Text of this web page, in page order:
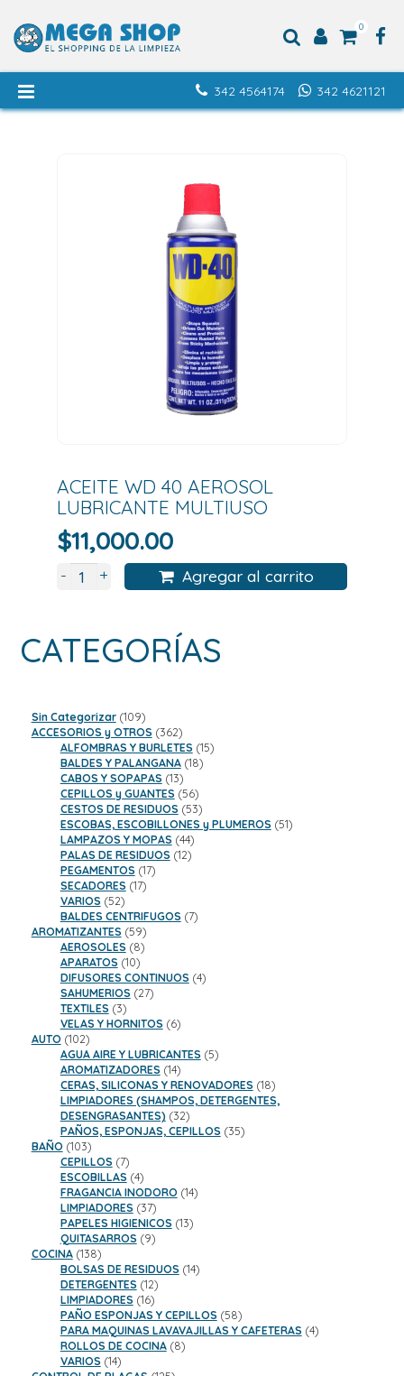
0
342 4621121
342 4564174
ACEITE WD 40 AEROSOL
LUBRICANTE MULTIUSO
$11,000.00
- + Agregar al carrito
CATEGORÍAS
Sin Categorizar 109109
productos
ACCESORIOS y OTROS 362362
productos
ALFOMBRAS Y BURLETES 1515
BALDES Y PALANGANA 1818
CABOS Y SOPAPAS 1313
productos
CEPILLOS y GUANTES 5656
productos
CESTOS DE RESIDUOS 5353
productos
ESCOBAS, ESCOBILLONES y PLUMEROS 5151
LAMPAZOS Y MOPAS 4444
productos
PALAS DE RESIDUOS 1212
PEGAMENTOS 1717
SECADORES 1717
VARIOS 5252
productos
BALDES CENTRIFUGOS 77
AROMATIZANTES 5959
productos
AEROSOLES 88
productos
APARATOS 1010
productos
DIFUSORES CONTINUOS 44
SAHUMERIOS 2727
TEXTILES 33
productos
VELAS Y HORNITOS 66
AUTO 102102
productos
AGUA AIRE Y LUBRICANTES 55
AROMATIZADORES 1414
productos
CERAS, SILICONAS Y RENOVADORES 1818
productos
LIMPIADORES (SHAMPOS, DETERGENTES,
DESENGRASANTES) 3232
productos
PAÑOS, ESPONJAS, CEPILLOS 3535
BAÑO 103103
productos
CEPILLOS 77
productos
ESCOBILLAS 44
productos
FRAGANCIA INODORO 1414
LIMPIADORES 3737
productos
PAPELES HIGIENICOS 1313
QUITASARROS 99
COCINA 138138
productos
BOLSAS DE RESIDUOS 1414
DETERGENTES 1212
productos
LIMPIADORES 1616
productos
PAÑO ESPONJAS Y CEPILLOS 5858
productos
PARA MAQUINAS LAVAVAJILLAS Y CAFETERAS 44
ROLLOS DE COCINA 88
VARIOS 1414